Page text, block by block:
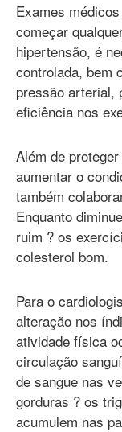
Exames
começar
hipertensão, é
controlada, bem
pressão arterial,
eficiência nos
Além de
aumentar o
também
Enquanto
ruim ? os
colesterol bom.
Para o
alteração nos
atividade física
circulação
de sangue nas
gorduras ? os
acumulem nas